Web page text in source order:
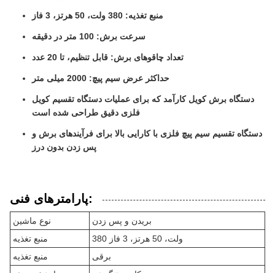
منبع تغذیه: 380 ولت، 50 هرتز، 3 فاز
سرعت برش: 100 متر در دقیقه
تعداد چاقوهای برش: قابل تنظیم، تا 20 عدد
حداکثر عرض سیم پیچ: 2000 میلی متر
دستگاه برش کویل کارآمد که برای عملیات دستگاه تقسیم کویل
فلزی دقیق طراحی شده است
دستگاه تقسیم سیم پیچ فلزی با کارایی بالا برای فرآیندهای برش و
پس زدن بدون درز
پارامترهای فنی:
نوع ماشین
بریدن و پس زدن
منبع تغذیه
380 ولت، 50 هرتز، 3 فاز
منبع تغذیه
برقی